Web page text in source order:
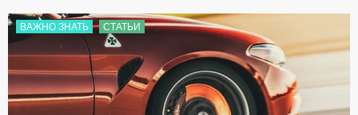
ВАЖНО ЗНАТЬ СТАТЬИ